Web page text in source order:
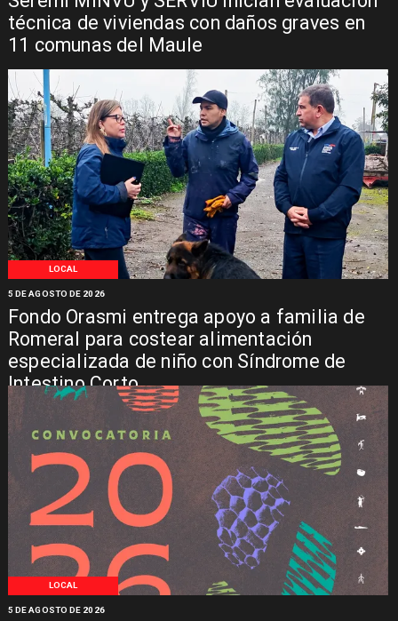
técnica de viviendas con daños graves en
11 comunas del Maule
LOCAL
Fondo Orasmi entrega apoyo a familia de
Romeral para costear alimentación
especializada de niño con Síndrome de
Intestino Corto
5 DE AGOSTO DE 2026
LOCAL
5 DE AGOSTO DE 2026